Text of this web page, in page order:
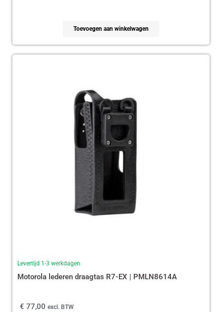
Toevoegen aan winkelwagen
Levertijd 1-3 werkdagen
Motorola lederen draagtas R7-EX | PMLN8614A
€ 77,00 excl. BTW